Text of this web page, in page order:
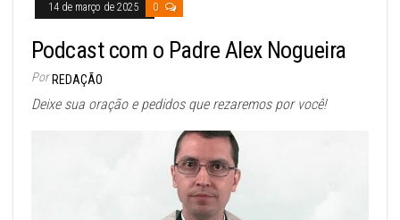
14 de março de 2025 0
Podcast com o Padre Alex Nogueira
Por REDAÇÃO
Deixe sua oração e pedidos que rezaremos por você!